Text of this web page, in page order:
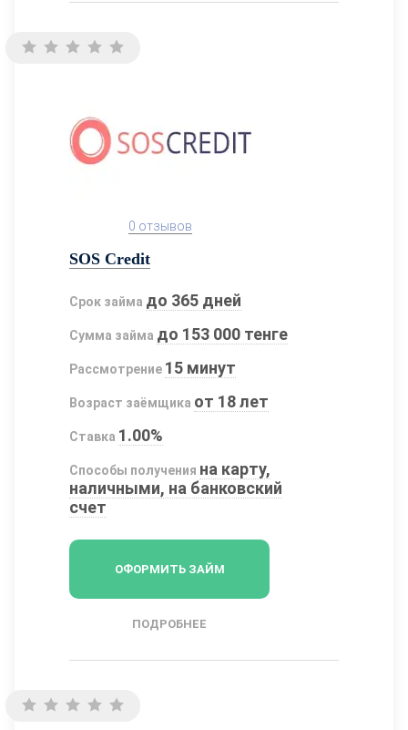
0 отзывов
SOS Credit
Срок займа до 365 дней
Сумма займа до 153 000 тенге
Рассмотрение 15 минут
Возраст заёмщика от 18 лет
Ставка 1.00%
Способы получения на карту,
наличными, на банковский
счет
ОФОРМИТЬ ЗАЙМ
ПОДРОБНЕЕ